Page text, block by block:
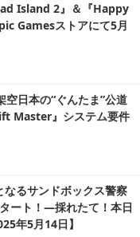
Island 2』＆『Happy
Gamesストアにて5月
日本の“ぐんたま”公道
Master』システム要件
るサンドボックス警察
ート！―採れたて！本日
年5月14日】